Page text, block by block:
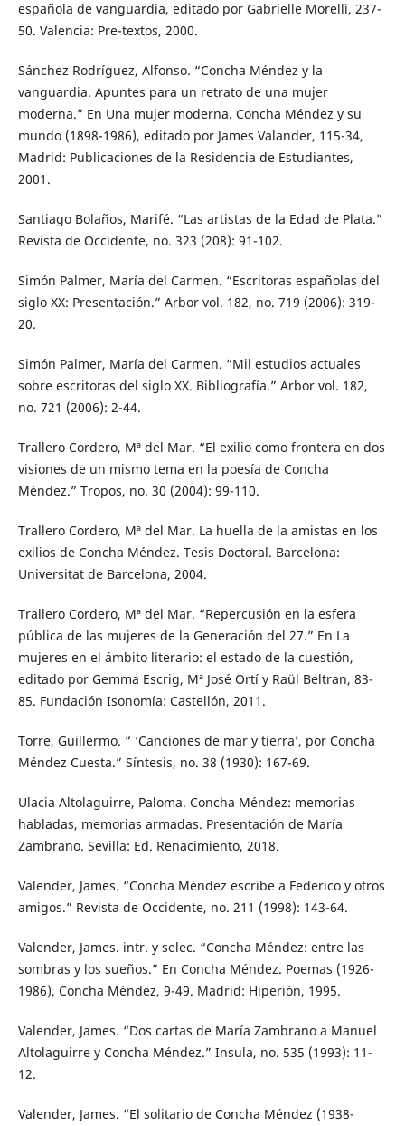
española de vanguardia, editado por Gabrielle Morelli, 237-
50. Valencia: Pre-textos, 2000.
Sánchez Rodríguez, Alfonso. “Concha Méndez y la
vanguardia. Apuntes para un retrato de una mujer
moderna.” En Una mujer moderna. Concha Méndez y su
mundo (1898-1986), editado por James Valander, 115-34,
Madrid: Publicaciones de la Residencia de Estudiantes,
2001.
Santiago Bolaños, Marifé. “Las artistas de la Edad de Plata.”
Revista de Occidente, no. 323 (208): 91-102.
Simón Palmer, María del Carmen. “Escritoras españolas del
siglo XX: Presentación.” Arbor vol. 182, no. 719 (2006): 319-
20.
Simón Palmer, María del Carmen. “Mil estudios actuales
sobre escritoras del siglo XX. Bibliografía.” Arbor vol. 182,
no. 721 (2006): 2-44.
Trallero Cordero, Mª del Mar. “El exilio como frontera en dos
visiones de un mismo tema en la poesía de Concha
Méndez.” Tropos, no. 30 (2004): 99-110.
Trallero Cordero, Mª del Mar. La huella de la amistas en los
exilios de Concha Méndez. Tesis Doctoral. Barcelona:
Universitat de Barcelona, 2004.
Trallero Cordero, Mª del Mar. “Repercusión en la esfera
pública de las mujeres de la Generación del 27.” En La
mujeres en el ámbito literario: el estado de la cuestión,
editado por Gemma Escrig, Mª José Ortí y Raül Beltran, 83-
85. Fundación Isonomía: Castellón, 2011.
Torre, Guillermo. “ ‘Canciones de mar y tierra’, por Concha
Méndez Cuesta.” Síntesis, no. 38 (1930): 167-69.
Ulacia Altolaguirre, Paloma. Concha Méndez: memorias
habladas, memorias armadas. Presentación de María
Zambrano. Sevilla: Ed. Renacimiento, 2018.
Valender, James. “Concha Méndez escribe a Federico y otros
amigos.” Revista de Occidente, no. 211 (1998): 143-64.
Valender, James. intr. y selec. “Concha Méndez: entre las
sombras y los sueños.” En Concha Méndez. Poemas (1926-
1986), Concha Méndez, 9-49. Madrid: Hiperión, 1995.
Valender, James. “Dos cartas de María Zambrano a Manuel
Altolaguirre y Concha Méndez.” Insula, no. 535 (1993): 11-
12.
Valender, James. “El solitario de Concha Méndez (1938-